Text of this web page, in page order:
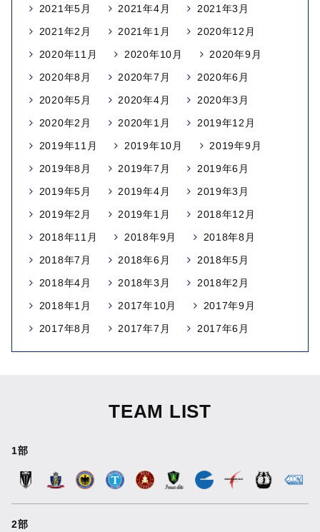
2021年5月
2021年4月
2021年3月
2021年2月
2021年1月
2020年12月
2020年11月
2020年10月
2020年9月
2020年8月
2020年7月
2020年6月
2020年5月
2020年4月
2020年3月
2020年2月
2020年1月
2019年12月
2019年11月
2019年10月
2019年9月
2019年8月
2019年7月
2019年6月
2019年5月
2019年4月
2019年3月
2019年2月
2019年1月
2018年12月
2018年11月
2018年9月
2018年8月
2018年7月
2018年6月
2018年5月
2018年4月
2018年3月
2018年2月
2018年1月
2017年10月
2017年9月
2017年8月
2017年7月 2017年6月
TEAM LIST
1部
2部